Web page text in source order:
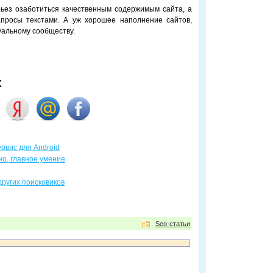
озаботиться качественным содержимым сайта, а
текстами. А уж хорошее наполнение сайтов,
сообществу.
для Android
главное умение
поисковиков
Seo-статьи